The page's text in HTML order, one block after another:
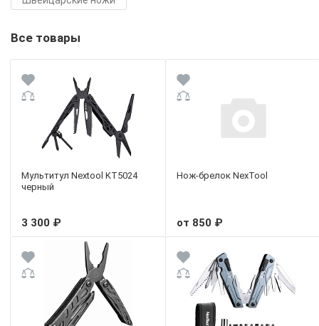
Все товары
Мультитул Nextool KT5024
черный
3 300 ₽
Нож-брелок NexTool
от 850 ₽